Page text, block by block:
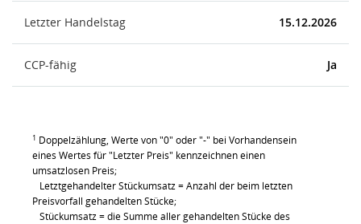
Letzter Handelstag 15.12.2026
CCP-fähig Ja
1 Doppelzählung, Werte von "0" oder "-" bei Vorhandensein
eines Wertes für "Letzter Preis" kennzeichnen einen
umsatzlosen Preis;
Letztgehandelter Stückumsatz = Anzahl der beim letzten
Preisvorfall gehandelten Stücke;
Stückumsatz = die Summe aller gehandelten Stücke des